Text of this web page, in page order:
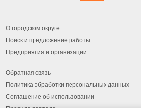
О городском округе
Поиск и предложение работы
Предприятия и организации
Обратная связь
Политика обработки персональных данных
Соглашение об использовании